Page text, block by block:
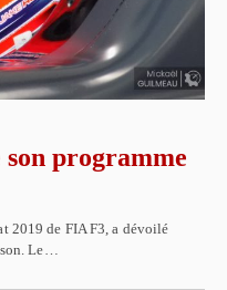
son programme
2019 de FIA F3, a dévoilé
Le…